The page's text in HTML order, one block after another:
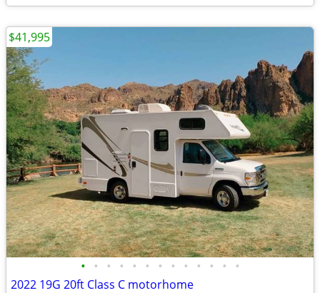
• • • • • • • • • • • • •
2022 19G 20ft Class C motorhome
$41,995